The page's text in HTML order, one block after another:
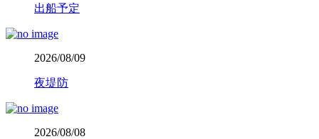
出船予定
2026/08/09
夜堤防
2026/08/08